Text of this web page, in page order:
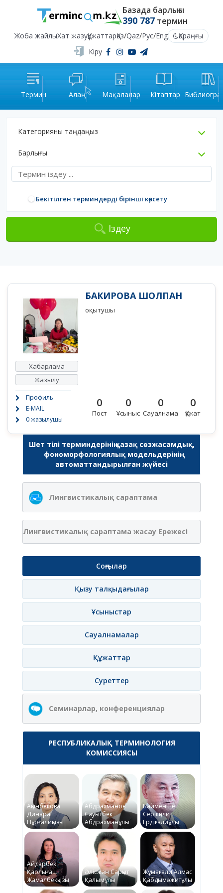
Базада барлығы
390 787термин
Жоба жайлыХат жазуҚұжаттарҚаз/Qaz/Рус/Eng
Қараңғы
Кіру
Термин Алаң Мақалалар Кітаптар
Категорияны таңдаңыз
Барлығы
Бекітілген терминдерді бірінші көрсету
Іздеу
Хабарлама
Жазылу
Профиль
E-MAIL
0 жазылушы
БАКИРОВА ШОЛПАН
оқытушы
0
Пост
0
Ұсыныс
0
Сауалнама
0
Құжат
Шет тілі терминдерінің қазақ сөзжасамдық,
фономорфологиялық модельдерінің
автоматтандырылған жүйесі
Лингвистикалық сараптама
Лингвистикалық сараптама жасау Ережесі
Соңғылар
Қызу талқыдағылар
Ұсыныстар
Сауалнамалар
Құжаттар
Суреттер
Семинарлар, конференциялар
РЕСПУБЛИКАЛЫҚ ТЕРМИНОЛОГИЯ
КОМИССИЯСЫ
Ақынбекова
Динара
Нұрғалиқызы
Абдрахманов
Сауытбек
Абдрахманұлы
Байменше
Серікқали
Ердіғалиұлы
Айдарбек
Қарлығаш
Жамалбекқызы
Әлісжан Сарқыт
Қалымұлы
Жұмағали Алмас
Қабдымәжитұлы